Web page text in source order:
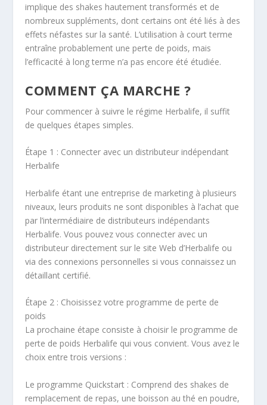
implique des shakes hautement transformés et de
nombreux suppléments, dont certains ont été liés à des
effets néfastes sur la santé. L’utilisation à court terme
entraîne probablement une perte de poids, mais
l’efficacité à long terme n’a pas encore été étudiée.
COMMENT ÇA MARCHE ?
Pour commencer à suivre le régime Herbalife, il suffit
de quelques étapes simples.
Étape 1 : Connecter avec un distributeur indépendant
Herbalife
Herbalife étant une entreprise de marketing à plusieurs
niveaux, leurs produits ne sont disponibles à l’achat que
par l’intermédiaire de distributeurs indépendants
Herbalife. Vous pouvez vous connecter avec un
distributeur directement sur le site Web d’Herbalife ou
via des connexions personnelles si vous connaissez un
détaillant certifié.
Étape 2 : Choisissez votre programme de perte de
poids
La prochaine étape consiste à choisir le programme de
perte de poids Herbalife qui vous convient. Vous avez le
choix entre trois versions :
Le programme Quickstart : Comprend des shakes de
remplacement de repas, une boisson au thé en poudre,